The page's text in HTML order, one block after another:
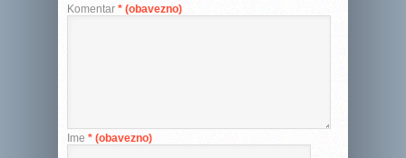
Komentar * (obavezno)
Ime * (obavezno)